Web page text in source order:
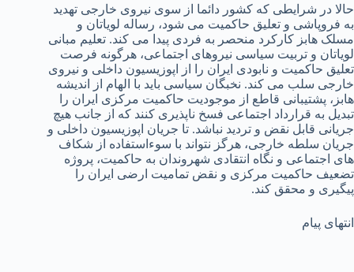
حالا در شرایطی که کشور دائما از سوی نیروی خارجی تهدید
به فروپاشی و تعلیق حاکمیت می شود، رساله لویاتان و
مسلک هابز کارکرد منحصر به فردی پیدا می کند‌.‌ تعلیم مبانی
لویاتان و تربیت سیاسی نیروهای اجتماعی، هرگونه فرصت
تعلیق حاکمیت و نابودی ایران را از اپوزیسیون داخلی و نیروی
خارجی سلب می کند. نخبگان سیاسی باید با الهام از اندیشه
هابز، پشتیبانی قاطع از موجودیت حاکمیت مرکزی ایران را
تبدیل به قرارداد اجتماعی فسخ ناپذیری کنند که از جانب هیچ
جریانی قابل نقض و تردید نباشد. تا جریان اپوزیسیون داخلی و
جریان سلطه خارجی، هرگز نتواند با سوءاستفاده از شکاف
های اجتماعی و نگاه انتقادی شهروندان به حاکمیت، پروژه
تضعیف حاکمیت مرکزی و نقض تمامیت ارضی ایران را
پیگیری و محقق کند.
انتهای پیام